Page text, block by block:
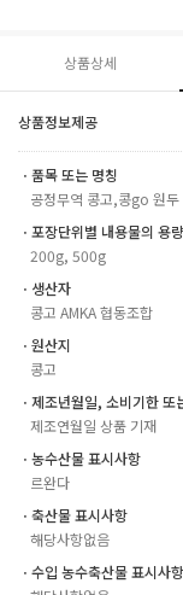
상품상세
상품정보제공
ㆍ품목 또는 명칭
공정무역 콩고,콩go 원두
ㆍ포장단위별 내용물의 용
200g, 500g
ㆍ생산자
콩고 AMKA 협동조합
ㆍ원산지
콩고
ㆍ제조년월일, 소비기한 또
제조연월일 상품 기재
ㆍ농수산물 표시사항
르완다
ㆍ축산물 표시사항
해당사항없음
ㆍ수입 농수축산물 표시사항